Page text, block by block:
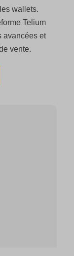
wallets.
Telium
avancées et
vente.